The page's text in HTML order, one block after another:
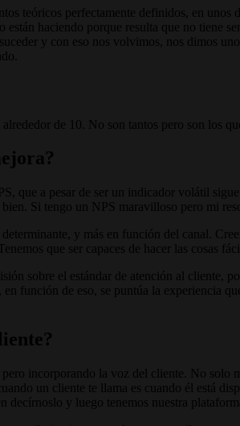
teóricos perfectamente definidos, en
haciendo porque resulta que no tiene
y con eso nos volvimos, nos dimos
de 10. No son tantos pero son los
que a pesar de ser un indicador volátil
Si tengo un NPS maravilloso pero mi
y más en función del canal.
que ser capaces de hacer las cosas
sobre el estándar de atención al cliente,
función de eso, se puntúa la experiencia
incorporando la voz del cliente. No solo
un cliente te llama es cuando él está
decírnoslo y luego tenemos nuestra